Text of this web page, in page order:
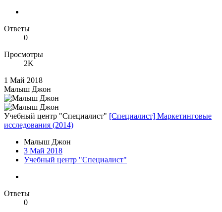
Ответы
0
Просмотры
2K
1 Май 2018
Малыш Джон
Учебный центр "Специалист" [Специалист] Маркетинговые
исследования (2014)
Малыш Джон
3 Май 2018
Учебный центр "Специалист"
Ответы
0